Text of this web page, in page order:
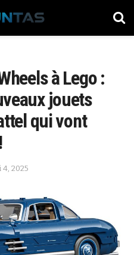
à Lego :
jouets
qui vont
4, 2025